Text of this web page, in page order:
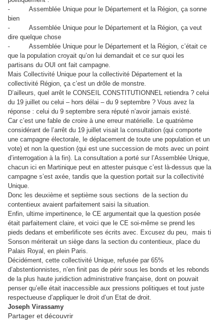
-
Assemblée Unique pour le Département et la Région, ça sonne
bien
-
Assemblée Unique pour le Département et la Région, ça veut
dire quelque chose
-
Assemblée Unique pour le Département et la Région, c’était ce
que la population croyait qu’on lui demandait et ce sur quoi les
partisans du OUI ont fait campagne.
Mais Collectivité Unique pour la collectivité Département et la
collectivité Région, ça c’est un drôle de monstre.
D’ailleurs, quel arrêt le CONSEIL CONSTITUTIONNEL retiendra ? celui
du 19 juillet ou celui – hors délai – du 9 septembre ? Vous avez la
réponse : celui du 9 septembre sera réputé n’avoir jamais existé.
Car c’est une fable de croire à une erreur matérielle. Le quatrième
considérant de l’arrêt du 19 juillet visait la consultation (qui comporte
une campagne électorale, le déplacement de toute une population et un
vote) et non la question (qui est une succession de mots avec un point
d’interrogation à la fin). La consultation a porté sur l’Assemblée Unique,
chacun ici en Martinique peut en attester puisque c’est là-dessus que la
campagne s’est axée, tandis que la question portait sur la collectivité
Unique.
Donc les deuxième et septième sous sections de la section du
contentieux avaient parfaitement saisi la situation.
Enfin, ultime impertinence, le CE argumentait que la question posée
était parfaitement claire, et voici que le CE soi-même se prend les
pieds dedans et emberlificote ses écrits avec. Excusez du peu,
mais ti
Sonson mériterait un siège dans la section du contentieux, place du
Palais Royal, en plein Paris.
Décidément, cette collectivité Unique, refusée par 65%
d’abstentionnistes, n’en finit pas de périr sous les bonds et les rebonds
de la plus haute juridiction administrative française, dont on pouvait
penser qu’elle était inaccessible aux pressions politiques et tout juste
respectueuse d’appliquer le droit d’un Etat de droit.
Joseph Virassamy
Partager et découvrir